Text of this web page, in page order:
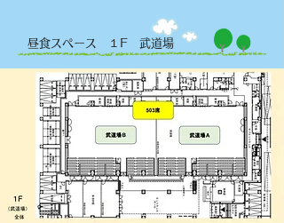
昼食スペース １F 武道場